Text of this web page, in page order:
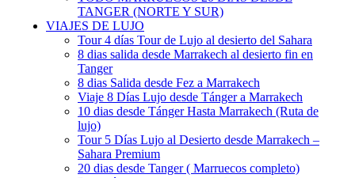
TANGER (NORTE Y SUR)
VIAJES DE LUJO
Tour 4 días Tour de Lujo al desierto del Sahara
8 dias salida desde Marrakech al desierto fin en
Tanger
8 dias Salida desde Fez a Marrakech
Viaje 8 Días Lujo desde Tánger a Marrakech
10 dias desde Tánger Hasta Marrakech (Ruta de
lujo)
Tour 5 Días Lujo al Desierto desde Marrakech –
Sahara Premium
20 dias desde Tanger ( Marruecos completo)